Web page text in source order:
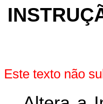
Este texto não